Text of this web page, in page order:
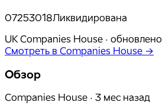
07253018Ликвидирована
UK Companies House · обновлено
Смотреть в Companies House →
Обзор
Companies House · 3 мес назад